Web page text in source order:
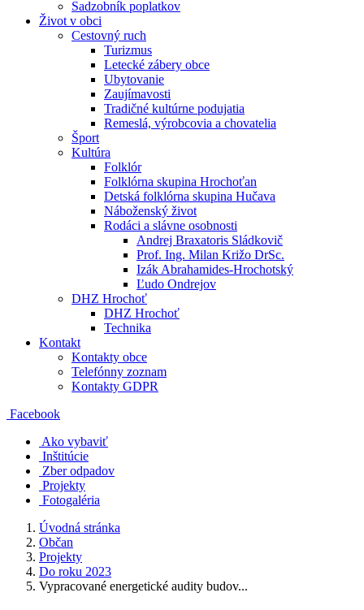
Sadzobník poplatkov
Život v obci
Cestovný ruch
Turizmus
Letecké zábery obce
Ubytovanie
Zaujímavosti
Tradičné kultúrne podujatia
Remeslá, výrobcovia a chovatelia
Šport
Kultúra
Folklór
Folklórna skupina Hrochoťan
Detská folklórna skupina Hučava
Náboženský život
Rodáci a slávne osobnosti
Andrej Braxatoris Sládkovič
Prof. Ing. Milan Križo DrSc.
Izák Abrahamides-Hrochotský
Ľudo Ondrejov
DHZ Hrochoť
DHZ Hrochoť
Technika
Kontakt
Kontakty obce
Telefónny zoznam
Kontakty GDPR
Facebook
Ako vybaviť
Inštitúcie
Zber odpadov
Projekty
Fotogaléria
Úvodná stránka
Občan
Projekty
Do roku 2023
Vypracované energetické audity budov...